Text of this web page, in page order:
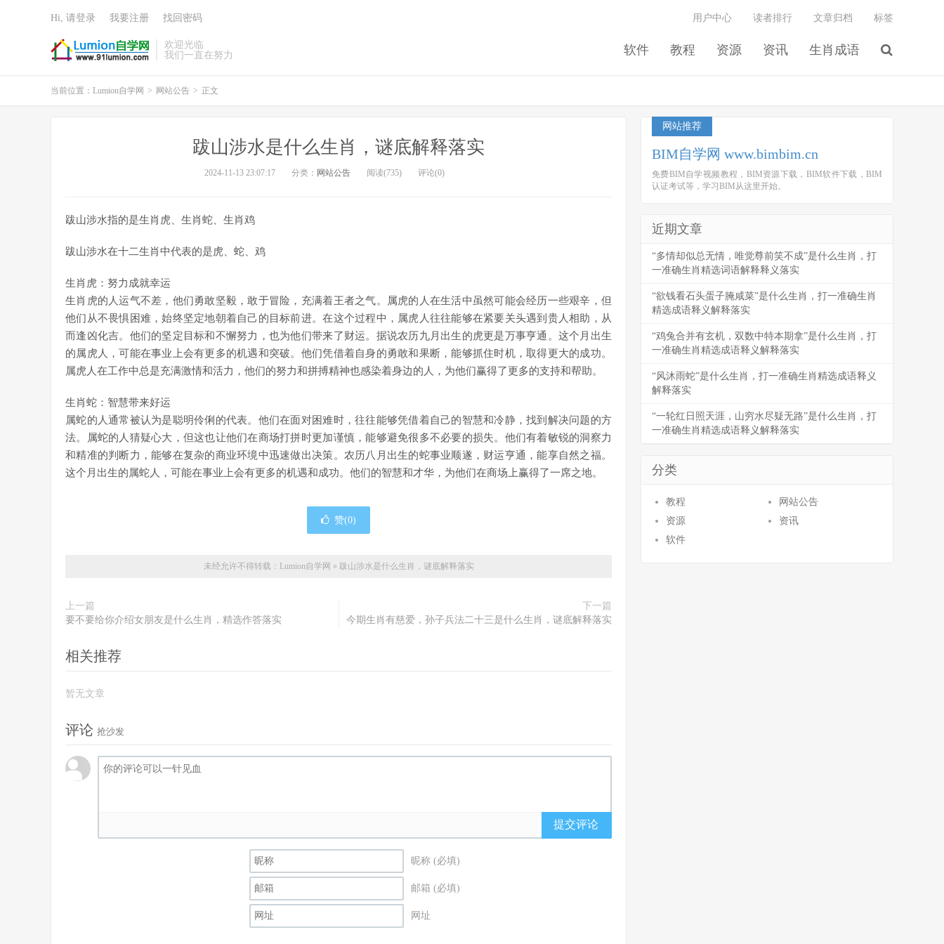
欢迎光临
我们一直在努力
软件 教程 资源 资讯 生肖成语
用户中心 读者排行 文章归档 标签
Hi, 请登录 我要注册 找回密码
当前位置： Lumion自学网 > 网站公告 > 正文
跋山涉水是什么生肖，谜底解释落实
2024-11-13 23:07:17 分类： 网站公告 阅读(735) 评论(0)
跋山涉水指的是生肖虎、生肖蛇、生肖鸡
跋山涉水在十二生肖中代表的是虎、蛇、鸡
生肖虎：努力成就幸运
生肖虎的人运气不差，他们勇敢坚毅，敢于冒险，充满着王者之气。属虎的人在生活中虽然可能会经历一些艰辛，但
他们从不畏惧困难，始终坚定地朝着自己的目标前进。在这个过程中，属虎人往往能够在紧要关头遇到贵人相助，从
而逢凶化吉。他们的坚定目标和不懈努力，也为他们带来了财运。据说农历九月出生的虎更是万事亨通。这个月出生
的属虎人，可能在事业上会有更多的机遇和突破。他们凭借着自身的勇敢和果断，能够抓住时机，取得更大的成功。
属虎人在工作中总是充满激情和活力，他们的努力和拼搏精神也感染着身边的人，为他们赢得了更多的支持和帮助。
生肖蛇：智慧带来好运
属蛇的人通常被认为是聪明伶俐的代表。他们在面对困难时，往往能够凭借着自己的智慧和冷静，找到解决问题的方
法。属蛇的人猜疑心大，但这也让他们在商场打拼时更加谨慎，能够避免很多不必要的损失。他们有着敏锐的洞察力
和精准的判断力，能够在复杂的商业环境中迅速做出决策。农历八月出生的蛇事业顺遂，财运亨通，能享自然之福。
这个月出生的属蛇人，可能在事业上会有更多的机遇和成功。他们的智慧和才华，为他们在商场上赢得了一席之地。
赞(0)
未经允许不得转载： Lumion自学网 » 跋山涉水是什么生肖，谜底解释落实
上一篇
要不要给你介绍女朋友是什么生肖，精选作答落实
下一篇
今期生肖有慈爱，孙子兵法二十三是什么生肖，谜底解释落实
相关推荐
暂无文章
评论 抢沙发
提交评论
昵称 (必填)
邮箱 (必填)
网址
网站推荐
BIM自学网 www.bimbim.cn
免费BIM自学视频教程，BIM资源下载，BIM软件下载，BIM
认证考试等，学习BIM从这里开始。
近期文章
“多情却似总无情，唯觉尊前笑不成”是什么生肖，打
一准确生肖精选词语解释释义落实
“欲钱看石头蛋子腌咸菜”是什么生肖，打一准确生肖
精选成语释义解释落实
“鸡兔合并有玄机，双数中特本期拿”是什么生肖，打
一准确生肖精选成语释义解释落实
“风沐雨蛇”是什么生肖，打一准确生肖精选成语释义
解释落实
“一轮红日照天涯，山穷水尽疑无路”是什么生肖，打
一准确生肖精选成语释义解释落实
分类
教程
网站公告
资源
资讯
软件